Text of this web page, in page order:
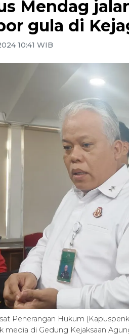
Mendag
gula di
10:41 WIB
Penerangan Hukum
media di Gedung Kejaksaan